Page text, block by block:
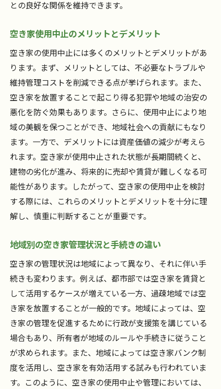
環境に優しい空き家管理の取り組み
との良好な関係を維持できます。
空き家使用中止のメリットとデメリット
空き家の使用中止には多くのメリットとデメリットがあ
ります。まず、メリットとしては、不必要なトラブルや
維持管理コストを削減できる点が挙げられます。また、
空き家を放置することで起こり得る犯罪や地域の治安の
悪化を防ぐ効果もあります。さらに、使用中止により地
域の美観を保つことができ、地域社会への貢献にもなり
ます。一方で、デメリットには資産価値の減少が考えら
れます。空き家が使用中止された状態が長期間続くと、
建物の劣化が進み、将来的に売却や賃貸が難しくなる可
能性があります。したがって、空き家の使用中止を検討
する際には、これらのメリットとデメリットを十分に理
解し、慎重に判断することが重要です。
地域別の空き家管理状況と手続きの違い
空き家の管理状況は地域によって異なり、それに伴い手
続きも変わります。例えば、都市部では空き家を賃貸と
して活用するケースが増えている一方、過疎地域では空
き家を放置することが一般的です。地域によっては、空
き家の管理を促進するために行政が支援策を講じている
場合もあり、所有者が地域のルールや手続きに従うこと
が求められます。また、地域によっては空き家バンク制
度を活用し、空き家を有効活用する試みも行われていま
す。このように、空き家の使用中止や管理においては、